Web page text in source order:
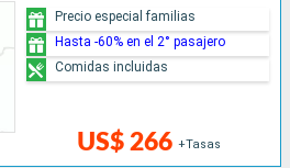
US$ 266 +Tasas
Precio especial familias
Hasta -60% en el 2° pasajero
Comidas incluidas